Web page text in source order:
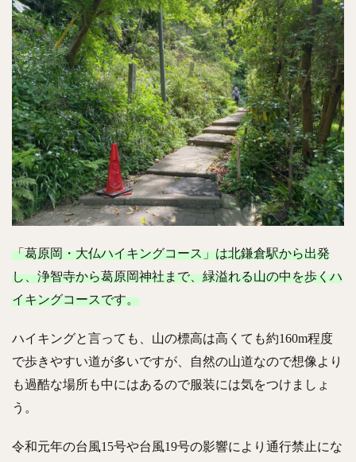
「葛原岡・大仏ハイキングコース」は北鎌倉駅から出発
し、浄智寺から葛原岡神社まで、緑溢れる山の中を歩くハ
イキングコースです。
ハイキングと言っても、山の標高は高くても約160m程度
で歩きやすい道が多いですが、自然の山道なので想像より
も過酷な場所も中にはあるので服装には気をつけましょ
う。
令和元年の台風15号や台風19号の影響により通行禁止にな